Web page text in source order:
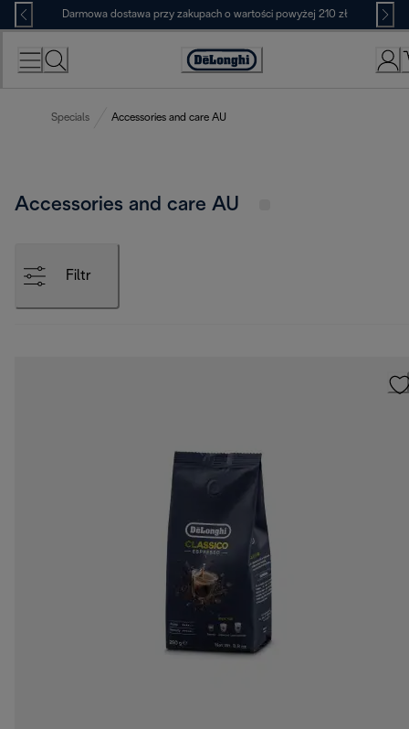
Skip
to
Content
Darmowa dostawa przy zakupach o wartości powyżej 210 zł
Deklaracja
Specials Accessories and care AU
Accessories and care AU
Filtr